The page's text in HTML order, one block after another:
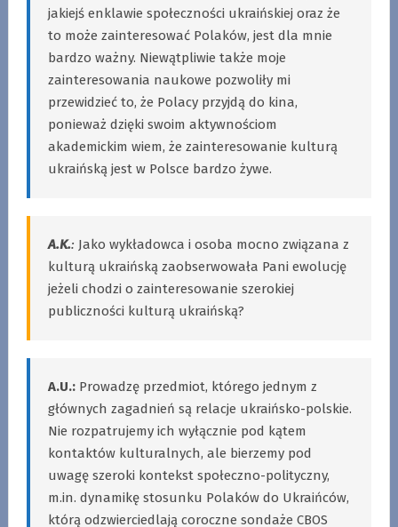
jakiejś enklawie społeczności ukraińskiej oraz że
to może zainteresować Polaków, jest dla mnie
bardzo ważny. Niewątpliwie także moje
zainteresowania naukowe pozwoliły mi
przewidzieć to, że Polacy przyjdą do kina,
ponieważ dzięki swoim aktywnościom
akademickim wiem, że zainteresowanie kulturą
ukraińską jest w Polsce bardzo żywe.
A.K.: Jako wykładowca i osoba mocno związana z
kulturą ukraińską zaobserwowała Pani ewolucję
jeżeli chodzi o zainteresowanie szerokiej
publiczności kulturą ukraińską?
A.U.: Prowadzę przedmiot, którego jednym z
głównych zagadnień są relacje ukraińsko-polskie.
Nie rozpatrujemy ich wyłącznie pod kątem
kontaktów kulturalnych, ale bierzemy pod
uwagę szeroki kontekst społeczno-polityczny,
m.in. dynamikę stosunku Polaków do Ukraińców,
którą odzwierciedlają coroczne sondaże CBOS